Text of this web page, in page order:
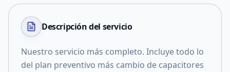
Descripción del servicio
Nuestro servicio más completo. Incluye todo lo
del plan preventivo más cambio de capacitores